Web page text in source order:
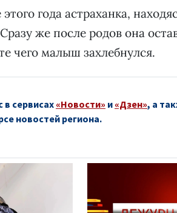
этого года астраханка,
же после родов она
чего малыш захлебнулся.
в сервисах «Новости» и «Дзен», а
новостей региона.